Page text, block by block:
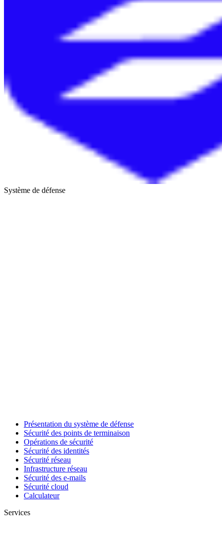
Système de défense
Présentation du système de défense
Sécurité des points de terminaison
Opérations de sécurité
Sécurité des identités
Sécurité réseau
Infrastructure réseau
Sécurité des e-mails
Sécurité cloud
Calculateur
Services